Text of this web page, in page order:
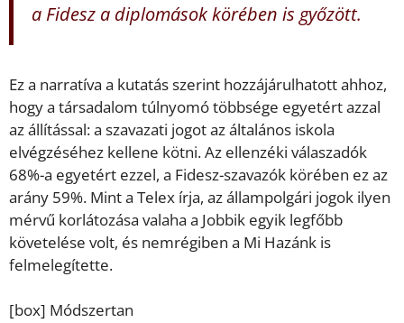
a Fidesz a diplomások körében is győzött.
Ez a narratíva a kutatás szerint hozzájárulhatott ahhoz,
hogy a társadalom túlnyomó többsége egyetért azzal
az állítással: a szavazati jogot az általános iskola
elvégzéséhez kellene kötni. Az ellenzéki válaszadók
68%-a egyetért ezzel, a Fidesz-szavazók körében ez az
arány 59%. Mint a Telex írja, az állampolgári jogok ilyen
mérvű korlátozása valaha a Jobbik egyik legfőbb
követelése volt, és nemrégiben a Mi Hazánk is
felmelegítette.
[box] Módszertan